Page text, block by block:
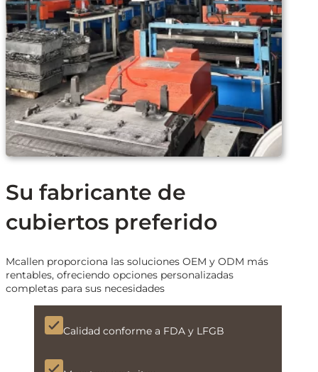
Su fabricante de
cubiertos preferido
Mcallen proporciona las soluciones OEM y ODM más
rentables, ofreciendo opciones personalizadas
completas para sus necesidades
Calidad conforme a FDA y LFGB